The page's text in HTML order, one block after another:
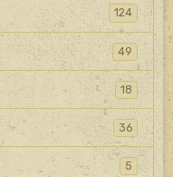
124
49
18
36
5